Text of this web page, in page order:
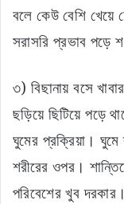
বলে কেউ বেশি
সরাসরি প্রভাব পড়ে
৩) বিছানায় বসে
ছড়িয়ে ছিটিয়ে পড়ে
ঘুমের প্রক্রিয়া। ঘুমে
শরীরের ওপর।
পরিবেশের খুব দরকার।